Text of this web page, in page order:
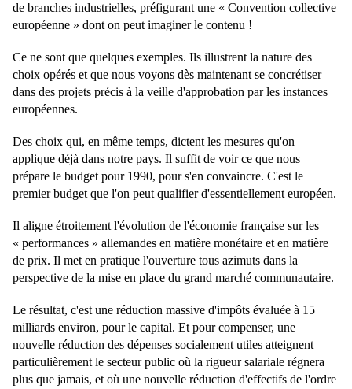
de branches industrielles, préfigurant une « Convention collective
européenne » dont on peut imaginer le contenu !
Ce ne sont que quelques exemples. Ils illustrent la nature des
choix opérés et que nous voyons dès maintenant se concrétiser
dans des projets précis à la veille d'approbation par les instances
européennes.
Des choix qui, en même temps, dictent les mesures qu'on
applique déjà dans notre pays. Il suffit de voir ce que nous
prépare le budget pour 1990, pour s'en convaincre. C'est le
premier budget que l'on peut qualifier d'essentiellement européen.
Il aligne étroitement l'évolution de l'économie française sur les
« performances » allemandes en matière monétaire et en matière
de prix. Il met en pratique l'ouverture tous azimuts dans la
perspective de la mise en place du grand marché communautaire.
Le résultat, c'est une réduction massive d'impôts évaluée à 15
milliards environ, pour le capital. Et pour compenser, une
nouvelle réduction des dépenses socialement utiles atteignent
particulièrement le secteur public où la rigueur salariale régnera
plus que jamais, et où une nouvelle réduction d'effectifs de l'ordre